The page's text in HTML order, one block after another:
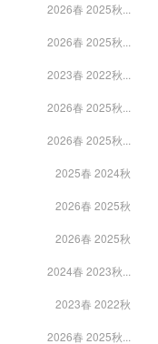
2026春 2025秋...
2026春 2025秋...
2023春 2022秋...
2026春 2025秋...
2026春 2025秋...
2025春 2024秋
2026春 2025秋
2026春 2025秋
2024春 2023秋...
2023春 2022秋
2026春 2025秋...